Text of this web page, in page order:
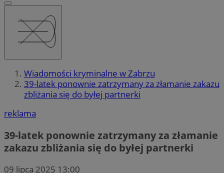
Wiadomości kryminalne w Zabrzu
39-latek ponownie zatrzymany za złamanie zakazu
zbliżania się do byłej partnerki
reklama
39-latek ponownie zatrzymany za złamanie
zakazu zbliżania się do byłej partnerki
09 lipca 2025 13:00